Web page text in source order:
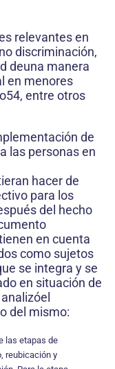
relevantes en
discriminación,
deuna manera
en menores
entre otros
de
las personas en
hacer de
para los
del hecho
en cuenta
como sujetos
se integra y se
en situación de
del mismo:
las etapas de
reubicación y